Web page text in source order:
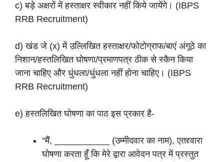
c) बड़े अक्षरों में हस्ताक्षर स्वीकार नहीं किये जायेंगे। (IBPS
RRB Recruitment)
d) खंड जे (x) में उल्लिखित हस्ताक्षर/फोटोग्राफ/बाएं अंगूठे का
निशान/हस्तलिखित घोषणा/प्रमाणपत्र ठीक से स्कैन किया
जाना चाहिए और धुंधला/धुंधला नहीं होना चाहिए। (IBPS
RRB Recruitment)
e) हस्तलिखित घोषणा का पाठ इस प्रकार है-
“मैं, ___________ (उम्मीदवार का नाम), एतद्द्वारा
घोषणा करता हूँ कि मेरे द्वारा आवेदन पत्र में प्रस्तुत